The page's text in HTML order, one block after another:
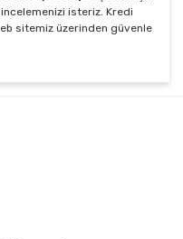
isteriz. Kredi
sitemiz üzerinden güvenle